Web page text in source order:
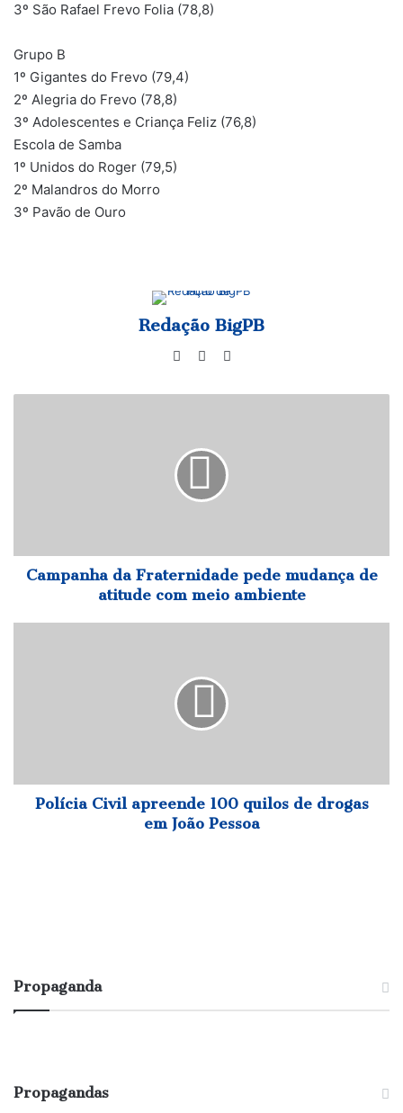
3º São Rafael Frevo Folia (78,8)
Grupo B
1º Gigantes do Frevo (79,4)
2º Alegria do Frevo (78,8)
3º Adolescentes e Criança Feliz (76,8)
Escola de Samba
1º Unidos do Roger (79,5)
2º Malandros do Morro
3º Pavão de Ouro
Redação BigPB
WebsiteFacebook
meio
ambiente
Campanha da Fraternidade pede mudança de
atitude com meio ambiente
João
PessoaPolícia Civil apreende 100 quilos de drogas
em João Pessoa
Propaganda
Propagandas